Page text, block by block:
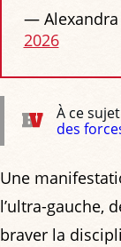
— Alexandra
2026
À ce
des
Une
l’ultra-gauche,
braver la